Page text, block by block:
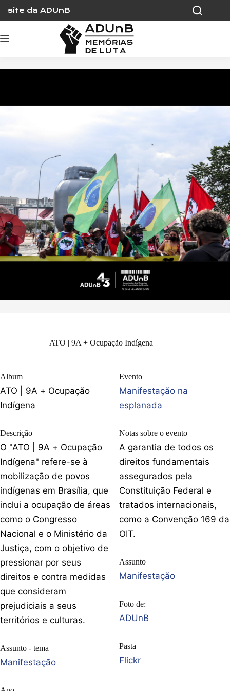
content
site da ADUnB
ATO | 9A + Ocupação Indígena
Album
ATO | 9A + Ocupação
Indígena
Descrição
O "ATO | 9A + Ocupação
Indígena" refere-se à
mobilização de povos
indígenas em Brasília, que
inclui a ocupação de áreas
como o Congresso
Nacional e o Ministério da
Justiça, com o objetivo de
pressionar por seus
direitos e contra medidas
que consideram
prejudiciais a seus
territórios e culturas.
Assunto - tema
Manifestação
Evento
Manifestação na
esplanada
Notas sobre o evento
A garantia de todos os
direitos fundamentais
assegurados pela
Constituição Federal e
tratados internacionais,
como a Convenção 169 da
OIT.
Assunto
Manifestação
Foto de:
ADUnB
Pasta
Flickr